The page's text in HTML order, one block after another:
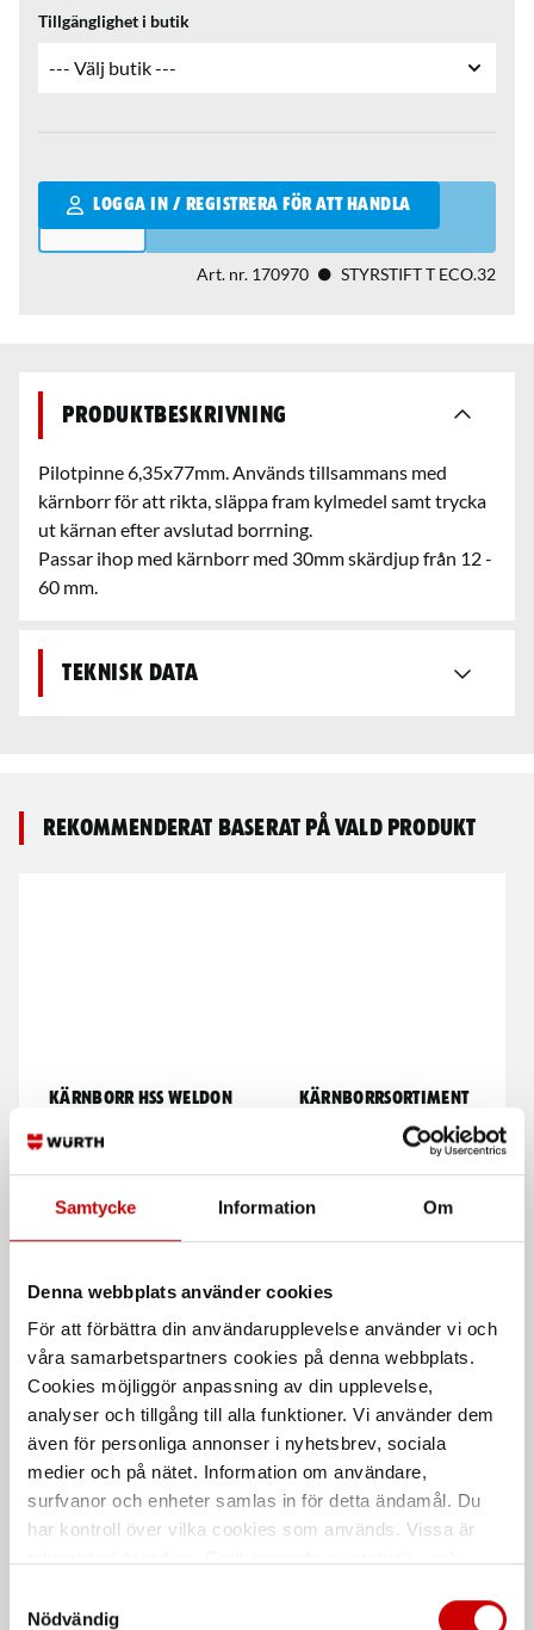
Samtycke Information Om
Denna webbplats använder cookies
För att förbättra din användarupplevelse använder vi och
våra samarbetspartners cookies på denna webbplats.
Cookies möjliggör anpassning av din upplevelse,
analyser och tillgång till alla funktioner. Vi använder dem
även för personliga annonser i nyhetsbrev, sociala
medier och på nätet. Information om användare,
surfvanor och enheter samlas in för detta ändamål. Du
har kontroll över vilka cookies som används. Vissa är
länder utanför EU med olika dataskyddsnormer. Genom
Nödvändig
Tillgänglighet i butik
LOGGA IN / REGISTRERA FÖR ATT HANDLA
Qantity
Art. nr. 170970 STYRSTIFT T ECO.32
Produktbeskrivning
Pilotpinne 6,35x77mm. Används tillsammans med
kärnborr för att rikta, släppa fram kylmedel samt trycka
ut kärnan efter avslutad borrning.
Passar ihop med kärnborr med 30mm skärdjup från 12 -
60 mm.
Teknisk data
Rekommenderat baserat på vald produkt
Kärnborr HSS Weldon
Weldonfäste 19 mm
Kärnborrsortiment
HSS 7 delar D12, 14, 16, 18, 20, 22
Cylindrisk pinne CPK
Härdad
Stål
Obehandlad OBH
DIN 6325
ISO 8734
Magnetborrmaskin
MKB35
1100 W